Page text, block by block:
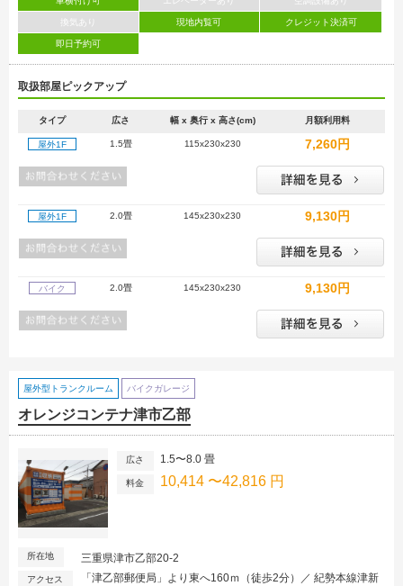
換気あり 現地内覧可 クレジット決済可
即日予約可
取扱部屋ピックアップ
タイプ 広さ 幅 x 奥行 x 高さ(cm) 月額利用料
屋外1F 1.5畳 115x230x230 7,260円
屋外1F 2.0畳 145x230x230 9,130円
バイク 2.0畳 145x230x230 9,130円
屋外型トランクルーム バイクガレージ
オレンジコンテナ津市乙部
広さ 1.5〜8.0 畳
料金 10,414 〜42,816 円
所在地 三重県津市乙部20-2
アクセス 「津乙部郵便局」より東へ160ｍ（徒歩2分）／ 紀勢本線津新